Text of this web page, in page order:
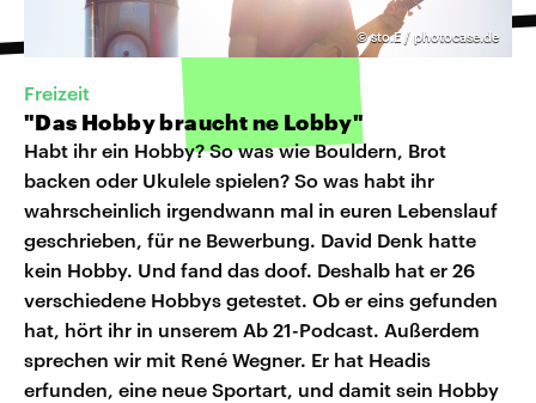
©sto.E / photocase.de
Freizeit
"Das Hobby braucht ne Lobby"
Habt ihr ein Hobby? So was wie Bouldern, Brot
backen oder Ukulele spielen? So was habt ihr
wahrscheinlich irgendwann mal in euren Lebenslauf
geschrieben, für ne Bewerbung. David Denk hatte
kein Hobby. Und fand das doof. Deshalb hat er 26
verschiedene Hobbys getestet. Ob er eins gefunden
hat, hört ihr in unserem Ab 21-Podcast. Außerdem
sprechen wir mit René Wegner. Er hat Headis
erfunden, eine neue Sportart, und damit sein Hobby